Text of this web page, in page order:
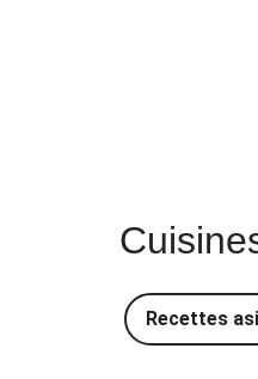
Recettes